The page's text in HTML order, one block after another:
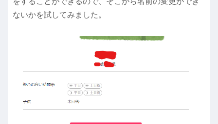
ないかを試してみました。